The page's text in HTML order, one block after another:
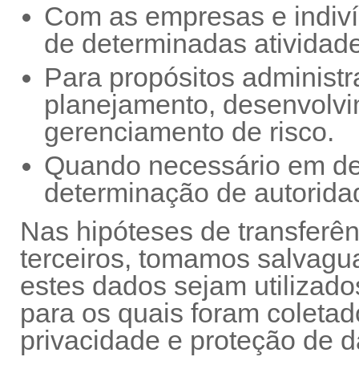
Com as empresas e
de determinadas
Para propósitos
planejamento,
gerenciamento de risco.
Quando necessário em
determinação de
Nas hipóteses de
terceiros, tomamos
estes dados sejam
para os quais foram
privacidade e proteção de